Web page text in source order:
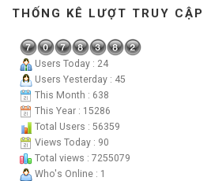
THỐNG KÊ LƯỢT TRUY CẬP
Users Today : 24
Users Yesterday : 45
This Month : 638
This Year : 15286
Total Users : 56359
Views Today : 90
Total views : 7255079
Who's Online : 1